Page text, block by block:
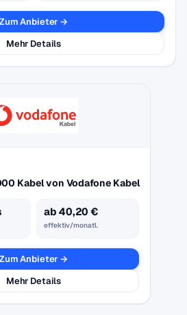
Zum Anbieter →
Mehr Details
Kabel von Vodafone Kabel
ab 40,20 €
effektiv/monatl.
Zum Anbieter →
Mehr Details